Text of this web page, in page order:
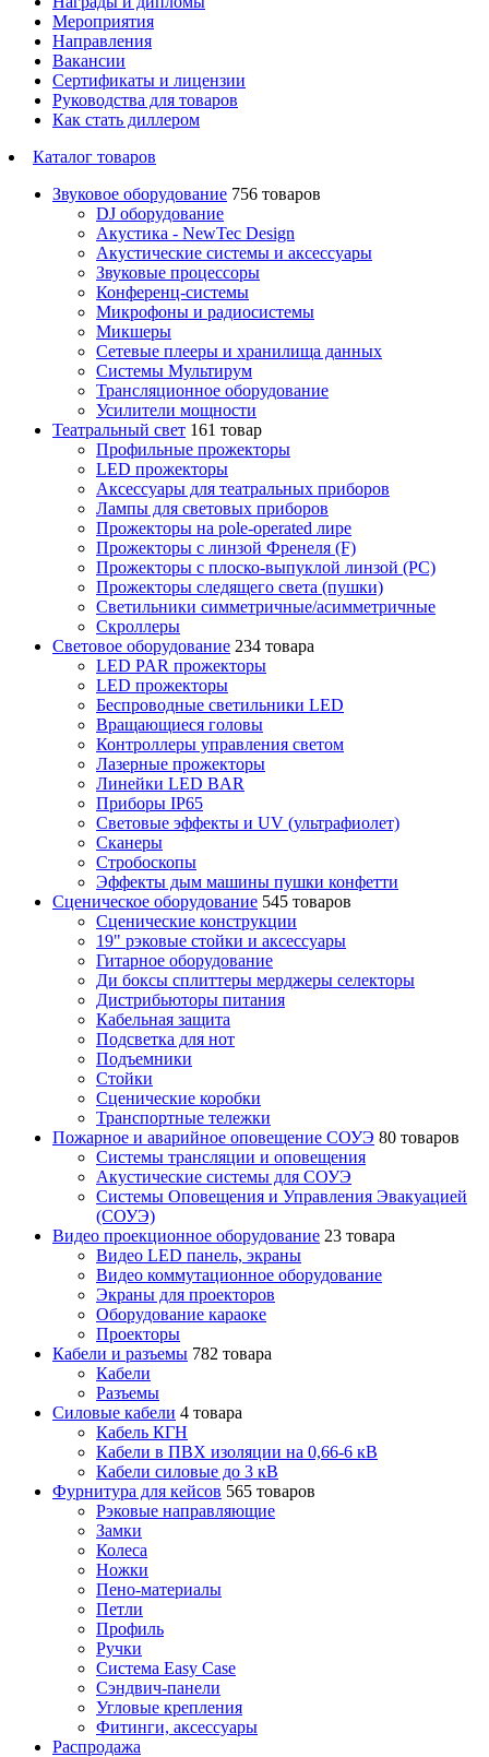
Мероприятия
Направления
Вакансии
Сертификаты и лицензии
Руководства для товаров
Как стать диллером
Каталог товаров
Звуковое оборудование 756 товаров
DJ оборудование
Акустика - NewTec Design
Акустические системы и аксессуары
Звуковые процессоры
Конференц-системы
Микрофоны и радиосистемы
Микшеры
Сетевые плееры и хранилища данных
Системы Мультирум
Трансляционное оборудование
Усилители мощности
Театральный свет 161 товар
Профильные прожекторы
LED прожекторы
Аксессуары для театральных приборов
Лампы для световых приборов
Прожекторы на pole-operated лире
Прожекторы с линзой Френеля (F)
Прожекторы с плоско-выпуклой линзой (PC)
Прожекторы следящего света (пушки)
Светильники симметричные/асимметричные
Скроллеры
Световое оборудование 234 товара
LED PAR прожекторы
LED прожекторы
Беспроводные светильники LED
Вращающиеся головы
Контроллеры управления светом
Лазерные прожекторы
Линейки LED BAR
Приборы IP65
Световые эффекты и UV (ультрафиолет)
Сканеры
Стробоскопы
Эффекты дым машины пушки конфетти
Сценическое оборудование 545 товаров
Сценические конструкции
19" рэковые стойки и аксесcуары
Гитарное оборудование
Ди боксы сплиттеры мерджеры селекторы
Дистрибьюторы питания
Кабельная защита
Подсветка для нот
Подъемники
Стойки
Сценические коробки
Транспортные тележки
Пожарное и аварийное оповещение СОУЭ 80 товаров
Cистемы трансляции и оповещения
Акустические системы для СОУЭ
Системы Оповещения и Управления Эвакуацией
(СОУЭ)
Видео проекционное оборудование 23 товара
Видео LED панель, экраны
Видео коммутационное оборудование
Экраны для проекторов
Оборудование караоке
Проекторы
Кабели и разъемы 782 товара
Кабели
Разъемы
Силовые кабели 4 товара
Кабель КГН
Кабели в ПВХ изоляции на 0,66-6 кВ
Кабели силовые до 3 кВ
Фурнитура для кейсов 565 товаров
Рэковые направляющие
Замки
Колеса
Ножки
Пено-материалы
Петли
Профиль
Ручки
Система Easy Case
Сэндвич-панели
Угловые крепления
Фитинги, аксессуары
Распродажа